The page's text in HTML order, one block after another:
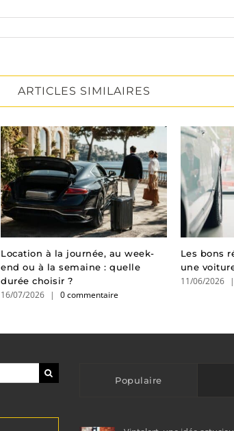
ARTICLES SIMILAIRES
Location à la journée, au week-
end ou à la semaine : quelle
durée choisir ?
16/07/2026 | 0 commentaire
Les bons
une
11/06/2026 |
Populaire